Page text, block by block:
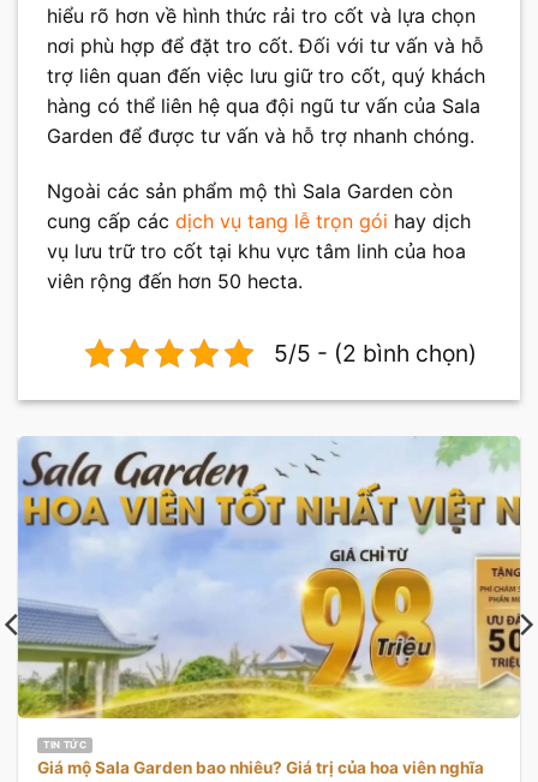
hiểu rõ hơn về hình thức rải tro cốt và lựa chọn
nơi phù hợp để đặt tro cốt. Đối với tư vấn và hỗ
trợ liên quan đến việc lưu giữ tro cốt, quý khách
hàng có thể liên hệ qua đội ngũ tư vấn của Sala
Garden để được tư vấn và hỗ trợ nhanh chóng.
Ngoài các sản phẩm mộ thì Sala Garden còn
cung cấp các dịch vụ tang lễ trọn gói hay dịch
vụ lưu trữ tro cốt tại khu vực tâm linh của hoa
viên rộng đến hơn 50 hecta.
5/5 - (2 bình chọn)
TIN TỨC
Giá mộ Sala Garden bao nhiêu? Giá trị của hoa viên nghĩa